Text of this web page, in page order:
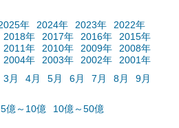
年 2024年 2023年
2022年
2018年 2017年 2016年
2015年
2011年 2010年 2009年
2008年
2004年 2003年 2002年
2001年
3月 4月 5月 6月 7月 8月
9月
5億～10億
10億～50億